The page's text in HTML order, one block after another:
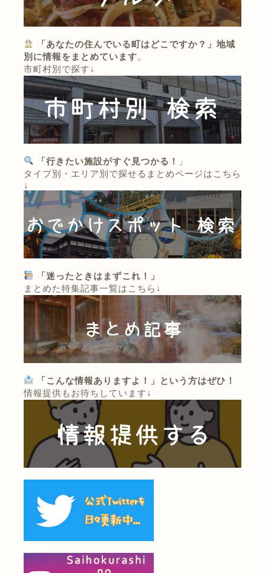
「あなたの住んでいる町はどこですか？」地域
別に情報をまとめています。
市町村別で探す↓
「行きたい施設がすぐ見つかる！
」
タイプ別・エリア別で探せるまとめページはこちら
↓
「迷ったときはまずこれ！」
まとめた特集記事一覧はこちら↓
「こんな情報ありますよ！」という方はぜひ！
情報提供もお待ちしています↓